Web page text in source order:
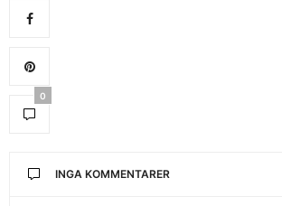
0
INGA KOMMENTARER